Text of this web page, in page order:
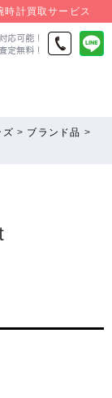
時計買取サービス
ズ > ブランド品 >